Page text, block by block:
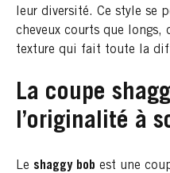
leur diversité. Ce style se
cheveux courts que
texture qui fait toute la
La coupe
l’originalité à
Le shaggy bob est une